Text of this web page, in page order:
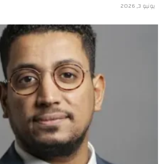
يونيو 3, 2026